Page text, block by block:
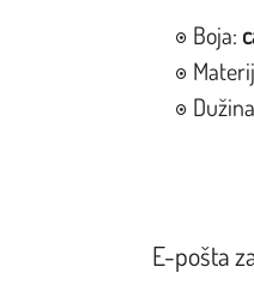
Boja:
E-pošta